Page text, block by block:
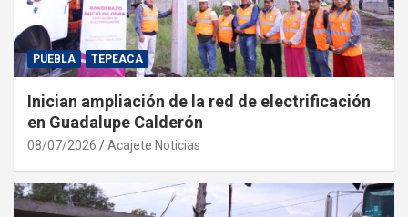
PUEBLA TEPEACA
Inician ampliación de la red de electrificación
en Guadalupe Calderón
08/07/2026 Acajete Noticias